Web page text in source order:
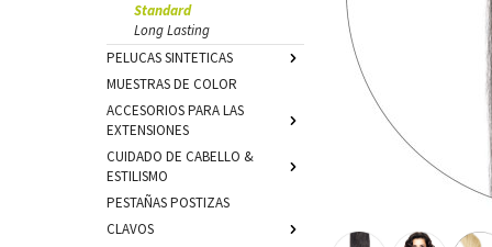
Standard
Long Lasting
PELUCAS SINTETICAS
MUESTRAS DE COLOR
ACCESORIOS PARA LAS
EXTENSIONES
CUIDADO DE CABELLO &
ESTILISMO
PESTAÑAS POSTIZAS
CLAVOS